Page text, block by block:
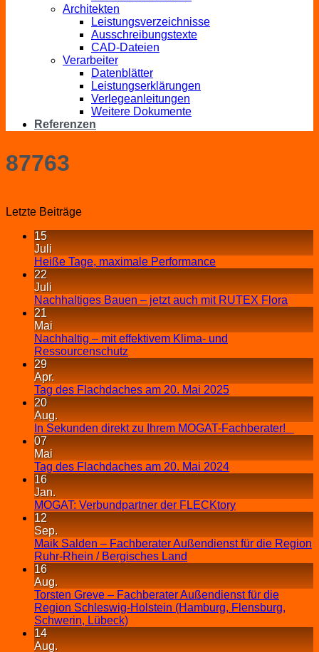
Architekten
Leistungsverzeichnisse
Ausschreibungstexte
CAD-Dateien
Verarbeiter
Datenblätter
Leistungserklärungen
Verlegeanleitungen
Weitere Dokumente
Referenzen
87763
Letzte Beiträge
15
Juli
Heiße Tage, maximale Performance
22
Juli
Nachhaltiges Bauen – jetzt auch mit RUTEX Flora
21
Mai
Nachhaltig – mit effektivem Klima- und
Ressourcenschutz
29
Apr.
Tag des Flachdaches am 20. Mai 2025
20
Aug.
In Sekunden direkt zu Ihrem MOGAT-Fachberater!
07
Mai
Tag des Flachdaches am 20. Mai 2024
16
Jan.
MOGAT: Verbundpartner der FLECKtory
12
Sep.
Maik Salden – Fachberater Außendienst für die Region
Ruhr-Rhein / Bergisches Land
16
Aug.
Torsten Greve – Fachberater Außendienst für die
Region Schleswig-Holstein (Hamburg, Flensburg,
Schwerin, Lübeck)
14
Aug.